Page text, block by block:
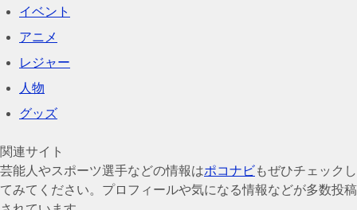
イベント
アニメ
レジャー
人物
グッズ
関連サイト
芸能人やスポーツ選手などの情報はポコナビもぜひチェックし
てみてください。プロフィールや気になる情報などが多数投稿